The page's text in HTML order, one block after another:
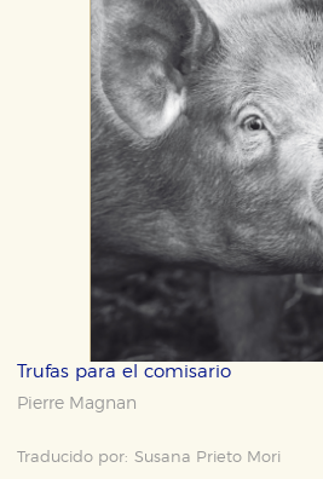
Trufas para el comisario
Pierre Magnan
Traducido por: Susana Prieto Mori